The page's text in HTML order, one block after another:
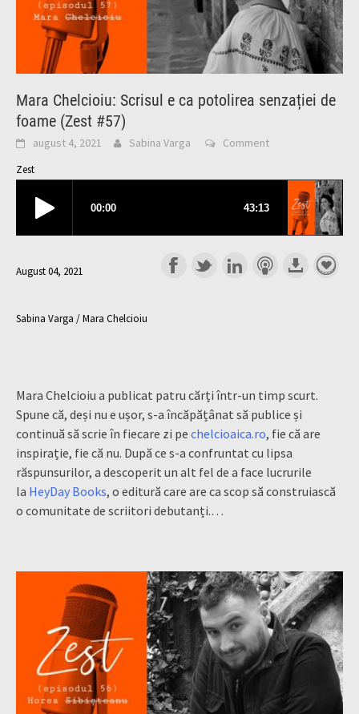
Mara Chelcioiu: Scrisul e ca potolirea senzației de
foame (Zest #57)
august 4, 2021 Sabina Varga Comment
Zest
August 04, 2021
Sabina Varga / Mara Chelcioiu
Mara Chelcioiu a publicat patru cărți într-un timp scurt.
Spune că, deși nu e ușor, s-a încăpățânat să publice și
continuă să scrie în fiecare zi pe chelcioaica.ro, fie că are
inspirație, fie că nu. După ce s-a confruntat cu lipsa
răspunsurilor, a descoperit un alt fel de a face lucrurile
la HeyDay Books, o editură care are ca scop să construiască
o comunitate de scriitori debutanți.…